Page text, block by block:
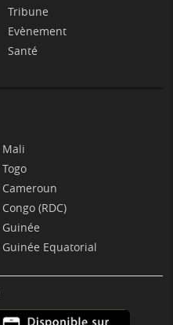
Tribune
Evènement
Santé
Mali
Togo
Cameroun
Congo (RDC)
Guinée
Guinée Equatorial